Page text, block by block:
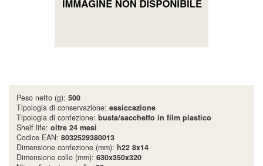
Peso netto (g): 500
Tipologia di conservazione: essiccazione
Tipologia di confezione: busta/sacchetto in film plastico
Shelf life: oltre 24 mesi
Codice EAN: 8032529380013
Dimensione confezione (mm): h22 8x14
Dimensione collo (mm): 630x350x320